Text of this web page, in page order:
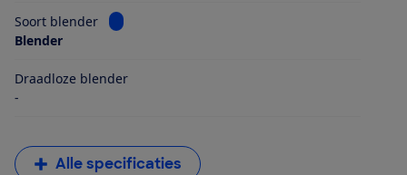
Soort blender
Bekijk informatie voor Soort blender
Blender
Draadloze blender
-
Alle specificaties